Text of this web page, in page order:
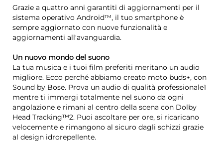
Grazie a quattro anni garantiti di aggiornamenti per il
sistema operativo Android™, il tuo smartphone è
sempre aggiornato con nuove funzionalità e
aggiornamenti all'avanguardia.
Un nuovo mondo del suono
La tua musica e i tuoi film preferiti meritano un audio
migliore. Ecco perché abbiamo creato moto buds+, con
Sound by Bose. Prova un audio di qualità professionale1
mentre ti immergi totalmente nel suono da ogni
angolazione e rimani al centro della scena con Dolby
Head Tracking™2. Puoi ascoltare per ore, si ricaricano
velocemente e rimangono al sicuro dagli schizzi grazie
al design idrorepellente.